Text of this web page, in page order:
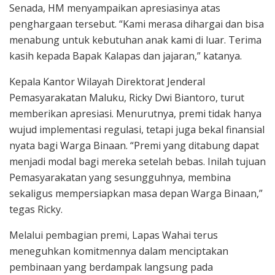
Senada, HM menyampaikan apresiasinya atas
penghargaan tersebut. “Kami merasa dihargai dan bisa
menabung untuk kebutuhan anak kami di luar. Terima
kasih kepada Bapak Kalapas dan jajaran,” katanya.
Kepala Kantor Wilayah Direktorat Jenderal
Pemasyarakatan Maluku, Ricky Dwi Biantoro, turut
memberikan apresiasi. Menurutnya, premi tidak hanya
wujud implementasi regulasi, tetapi juga bekal finansial
nyata bagi Warga Binaan. “Premi yang ditabung dapat
menjadi modal bagi mereka setelah bebas. Inilah tujuan
Pemasyarakatan yang sesungguhnya, membina
sekaligus mempersiapkan masa depan Warga Binaan,”
tegas Ricky.
Melalui pembagian premi, Lapas Wahai terus
meneguhkan komitmennya dalam menciptakan
pembinaan yang berdampak langsung pada